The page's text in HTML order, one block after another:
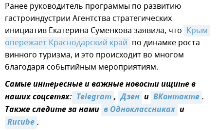
Ранее руководитель программы по развитию
гастроиндустрии Агентства стратегических
инициатив Екатерина Суменкова заявила, что Крым
опережает Краснодарский край по динамке роста
винного туризма, и это происходит во многом
благодаря событийным мероприятиям.
Самые интересные и важные новости ищите в
наших соцсетях: Telegram, Дзен и ВКонтакте.
Также следите за нами в Одноклассниках и
Rutube.